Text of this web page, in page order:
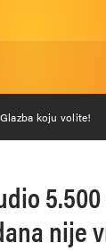
Glazba koju volite!
nije